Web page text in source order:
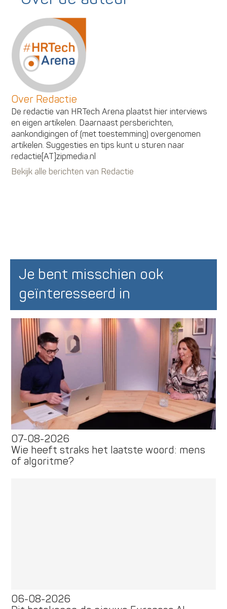
Over Redactie
De redactie van HRTech Arena plaatst hier interviews
en eigen artikelen. Daarnaast persberichten,
aankondigingen of (met toestemming) overgenomen
artikelen. Suggesties en tips kunt u sturen naar
redactie[AT]zipmedia.nl
Bekijk alle berichten van Redactie
Je bent misschien ook
geïnteresseerd in
07-08-2026
Wie heeft straks het laatste woord: mens
of algoritme?
06-08-2026